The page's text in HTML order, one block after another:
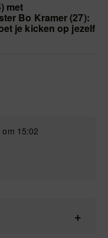
met
Bo Kramer (27):
je kicken op jezelf
15:02